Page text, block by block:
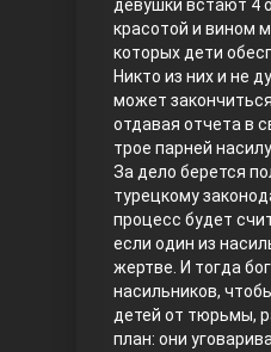
Любовь
Воскресший
девушки встают 4
красотой и вином
которых дети
Никто из них и не
может
отдавая отчета в
трое парней
За дело берется
турецкому
процесс будет
если один из
жертве. И тогда
насильников,
детей от тюрьмы,
план: они